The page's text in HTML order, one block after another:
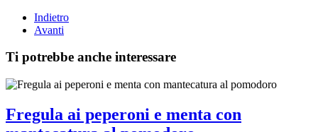
Indietro
Avanti
Ti potrebbe anche interessare
Fregula ai peperoni e menta con